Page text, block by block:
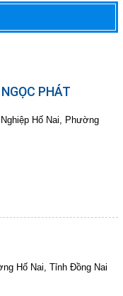
PHÁT
Hố Nai, Phường
Hố Nai, Tỉnh Đồng Nai
thoại